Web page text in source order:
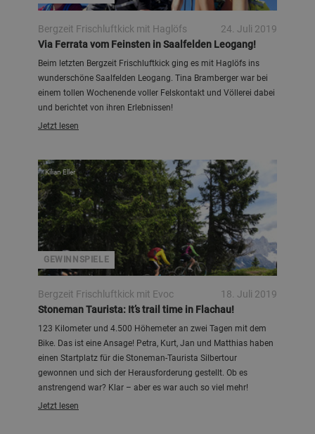
Bergzeit Frischluftkick mit Haglöfs
24. Juli 2019
Via Ferrata vom Feinsten in Saalfelden Leogang!
Beim letzten Bergzeit Frischluftkick ging es mit Haglöfs ins
wunderschöne Saalfelden Leogang. Tina Bramberger war bei
einem tollen Wochenende voller Felskontakt und Völlerei dabei
und berichtet von ihren Erlebnissen!
Jetzt lesen
GEWINNSPIELE
Kilian Eller
Bergzeit Frischluftkick mit Evoc
18. Juli 2019
Stoneman Taurista: It’s trail time in Flachau!
123 Kilometer und 4.500 Höhemeter an zwei Tagen mit dem
Bike. Das ist eine Ansage! Petra, Kurt, Jan und Matthias haben
einen Startplatz für die Stoneman-Taurista Silbertour
gewonnen und sich der Herausforderung gestellt. Ob es
anstrengend war? Klar – aber es war auch so viel mehr!
Jetzt lesen